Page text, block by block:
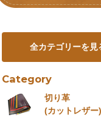
全カテゴリーを見
Category
切り革
(カットレザー)